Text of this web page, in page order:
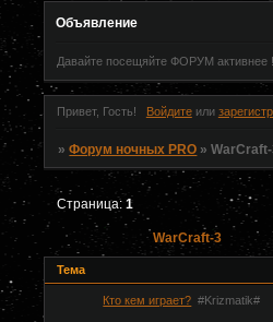
Объявление
Давайте посещяйте ФОРУМ активнее
Привет, Гость! Войдитеили
»Форум ночных PRO »WarCraft-
WarCraft-3
Страница:1
Тема
Кто кем играет? #Krizmatik#